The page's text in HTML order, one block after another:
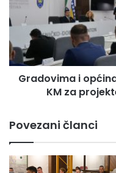
i
g
e
u
i
—
p
e
v
i
m
a
i
n
a
m
Gradovima i
KM za
Povezani članci